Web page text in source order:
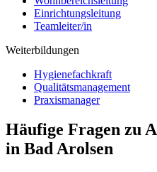
Einrichtungsleitung
Teamleiter/in
Weiterbildungen
Hygienefachkraft
Qualitätsmanagement
Praxismanager
Häufige Fragen zu
in Bad Arolsen